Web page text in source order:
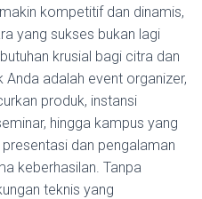
kompetitif dan dinamis,
yang sukses bukan lagi
krusial bagi citra dan
Anda adalah event organizer,
produk, instansi
hingga kampus yang
dan pengalaman
keberhasilan. Tanpa
teknis yang